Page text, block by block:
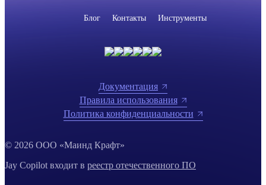
Блог Контакты Инструменты
Документация
Правила использования
Политика конфиденциальности
© 2026 ООО «Маинд Крафт»
Jay Copilot входит в реестр отечественного ПО